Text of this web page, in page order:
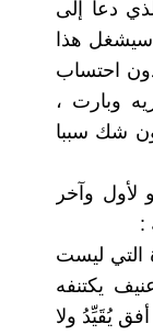
دعا إلى
سيشغل هذا
نذر نفسه لذلك دون احتساب
وبارت ،
شك سببا
وآخر
:
أنواع من الشذرات : 1 ) الشذرة التي ليست
الحِكَمِيُّ ، عنيف يكتنفه
يُقَيِّدُ ولا